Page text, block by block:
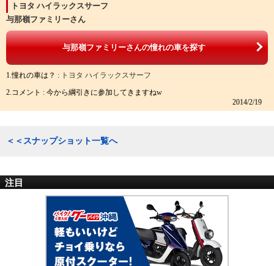
トヨタ ハイラックスサーフ
与那嶺ファミリーさん
与那嶺ファミリーさんの憧れの車を探す
1.憧れの車は？ : トヨタ ハイラックスサーフ
2.コメント : 今から綱引きに参加してきますねw
2014/2/19
＜＜スナップショット一覧へ
注目